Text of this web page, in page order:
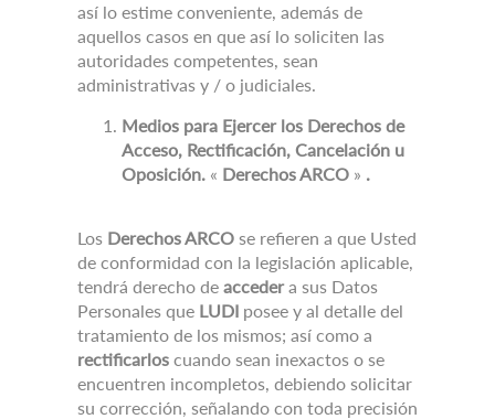
así lo estime conveniente, además de
aquellos casos en que así lo soliciten las
autoridades competentes, sean
administrativas y / o judiciales.
Medios para Ejercer los Derechos de
Acceso, Rectificación, Cancelación u
Oposición. « Derechos ARCO » .
Los Derechos ARCO se refieren a que Usted
de conformidad con la legislación aplicable,
tendrá derecho de accedera sus Datos
Personales que LUDI posee y al detalle del
tratamiento de los mismos; así como a
rectificarlos cuando sean inexactos o se
encuentren incompletos, debiendo solicitar
su corrección, señalando con toda precisión